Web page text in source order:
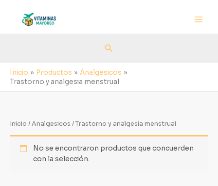
contenido
Buscar
Inicio Productos
Analgesicos
Trastorno y analgesia menstrual
Inicio /Analgesicos / Trastorno y analgesia menstrual
No se encontraron productos que concuerden
con la selección.